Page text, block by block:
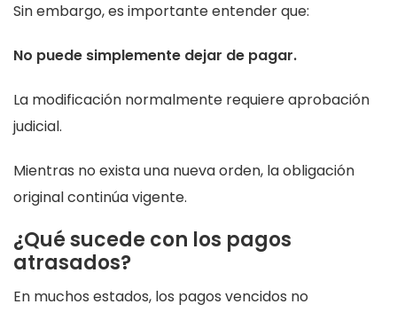
Sin embargo, es importante entender que:
No puede simplemente dejar de pagar.
La modificación normalmente requiere aprobación
judicial.
Mientras no exista una nueva orden, la obligación
original continúa vigente.
¿Qué sucede con los pagos
atrasados?
En muchos estados, los pagos vencidos no